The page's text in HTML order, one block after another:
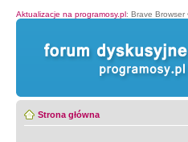
Aktualizacje na programosy.pl: Brave Browser
Strona główna